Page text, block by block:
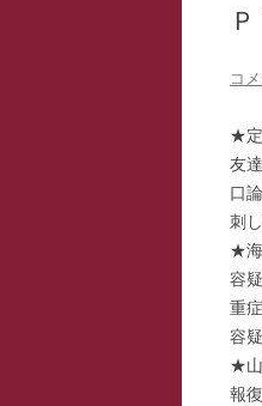
コ
★
友
口
刺
★海
容
重
容
★山
報